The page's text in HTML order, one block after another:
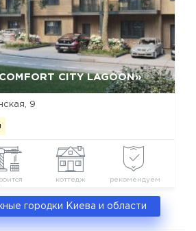
CITY LAGOON»
9
коттедж рекомендуем
Да, удалить
городки Киева и области